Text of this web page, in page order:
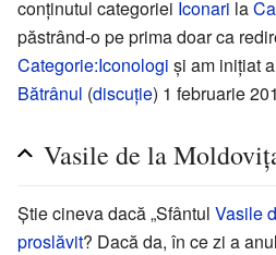
conținutul categoriei Iconari la
păstrând-o pe prima doar ca
Categorie:Iconologi și am inițiat
Bătrânul (discuție) 1 februarie
Vasile de la
Știe cineva dacă „Sfântul Vasile
proslăvit? Dacă da, în ce zi a